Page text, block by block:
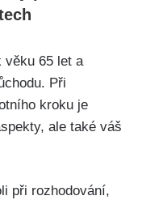
věku 65 let a
Při
kroku je
ale také váš
při rozhodování,